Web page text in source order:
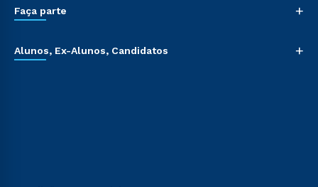
Faça parte +
Alunos, Ex-Alunos, Candidatos +